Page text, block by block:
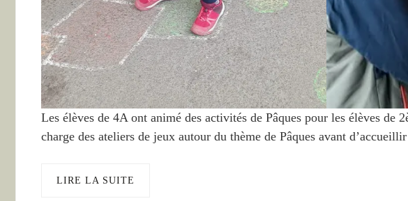
Les élèves de 4A ont animé des activités de Pâques pour les élèves
charge des ateliers de jeux autour du thème de Pâques avant
LIRE LA SUITE